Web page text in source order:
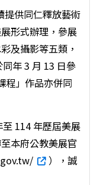
提供同仁釋放藝術
形式辦理，參展
及攝影等五類，
年 3 月 13 日參
程」作品亦併同
114 年歷屆美展
本府公教美展官
），誠